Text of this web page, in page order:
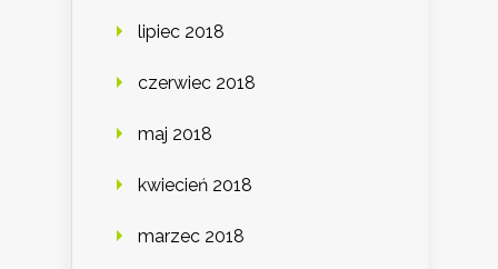
lipiec 2018
czerwiec 2018
maj 2018
kwiecień 2018
marzec 2018